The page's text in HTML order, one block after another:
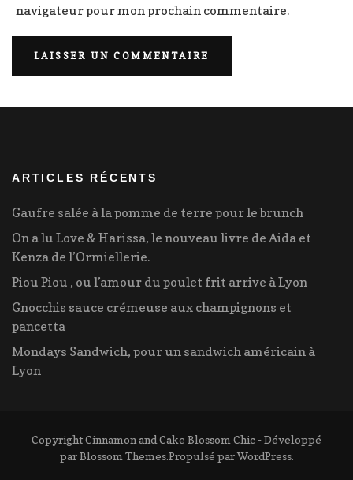
navigateur pour mon prochain commentaire.
ARTICLES RÉCENTS
Gaufre salée à la pomme de terre pour le brunch
On a lu Love & Harissa, le nouveau livre de Aida et
Kenza de l’Ormiellerie.
Piou Piou , ou l’amour du poulet frit arrive à Lyon
Gnocchis sauce crémeuse aux champignons et
pancetta
Mondays Sandwich, pour un sandwich américain à
Lyon
Copyright Cinnamon and Cake Blossom Chic - Développé
parBlossom Themes.Propulsé parWordPress.